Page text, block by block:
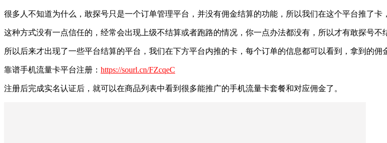
很多人不知道为什么，敢探号只是一个订单管理平台，并没有佣金结算的功能，所以我们在这个平台推了卡
这种方式没有一点信任的，经常会出现上级不结算或者跑路的情况，你一点办法都没有，所以才有敢探号不
所以后来才出现了一些平台结算的平台，我们在下方平台内推的卡，每个订单的信息都可以看到，拿到的
靠谱手机流量卡平台注册： https://sourl.cn/FZcqeC
注册后完成实名认证后，就可以在商品列表中看到很多能推广的手机流量卡套餐和对应佣金了。